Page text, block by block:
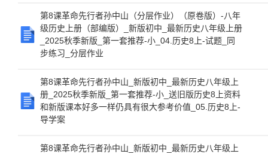
第8课革命先行者孙中山（分层作业）（原卷版）-八年
级历史上册（部编版）_新版初中_最新历史八年级上册
_2025秋季新版_第一套推荐-小_04.历史8上-试题_同
步练习_分层作业
第8课革命先行者孙中山_新版初中_最新历史八年级上
册_2025秋季新版_第一套推荐-小_送旧版历史8上资料
和新版课本好多一样仍具有很大参考价值_05.历史8上-
导学案
第8课革命先行者孙中山_新版初中_最新历史八年级上